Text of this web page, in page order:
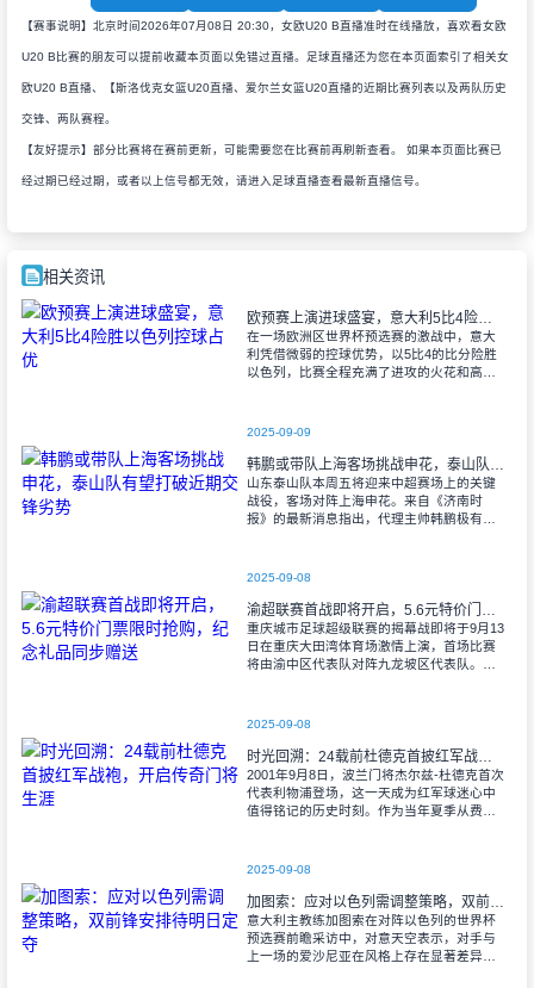
【赛事说明】北京时间2026年07月08日 20:30，女欧U20 B直播准时在线播放，喜欢看女欧
U20 B比赛的朋友可以提前收藏本页面以免错过直播。足球直播还为您在本页面索引了相关女
欧U20 B直播、【斯洛伐克女篮U20直播、爱尔兰女篮U20直播的近期比赛列表以及两队历史
交锋、两队赛程。
【友好提示】部分比赛将在赛前更新，可能需要您在比赛前再刷新查看。 如果本页面比赛已
经过期已经过期，或者以上信号都无效，请进入足球直播查看最新直播信号。
相关资讯
欧预赛上演进球盛宴，意大利5比4险胜以色列控球占优
在一场欧洲区世界杯预选赛的激战中，意大
利凭借微弱的控球优势，以5比4的比分险胜
以色列，比赛全程充满了进攻的火花和高效
2025-09-09
山东泰山队本周五将迎来中超赛场上的关键
战役，客场对阵上海申花。来自《济南时
报》的最新消息指出，代理主帅韩鹏极有可
验。
2025-09-08
渝超联赛首战即将开启，5.6元特价门票限时抢购，纪念礼品同步赠送
重庆城市足球超级联赛的揭幕战即将于9月13
日在重庆大田湾体育场激情上演，首场比赛
将由渝中区代表队对阵九龙坡区代表队。据
2025-09-08
时光回溯：24载前杜德克首披红军战袍，开启传奇门将生涯
2001年9月8日，波兰门将杰尔兹-杜德克首次
代表利物浦登场，这一天成为红军球迷心中
值得铭记的历史时刻。作为当年夏季从费耶
2025-09-08
加图索：应对以色列需调整策略，双前锋安排待明日定夺
意大利主教练加图索在对阵以色列的世界杯
预选赛前瞻采访中，对意天空表示，对手与
上一场的爱沙尼亚在风格上存在显著差异。